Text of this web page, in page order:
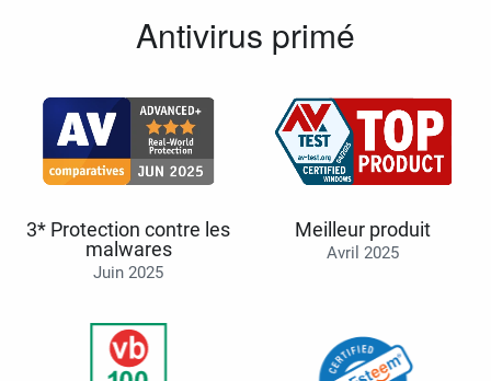
Antivirus primé
3* Protection contre les
malwares
Juin 2025
Meilleur produit
Avril 2025